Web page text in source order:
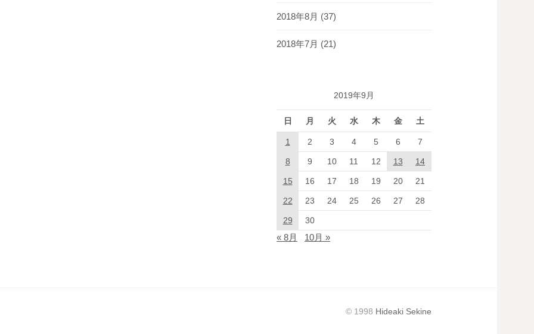
2018年8月 (37)
2018年7月 (21)
2019年9月
日 月 火 水 木 金 土
1 2 3 4 5 6 7
8 9 10 11 12 13 14
15 16 17 18 19 20 21
22 23 24 25 26 27 28
29 30
« 8月 10月 »
© 1998 Hideaki Sekine